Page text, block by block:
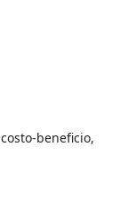
beneficio,